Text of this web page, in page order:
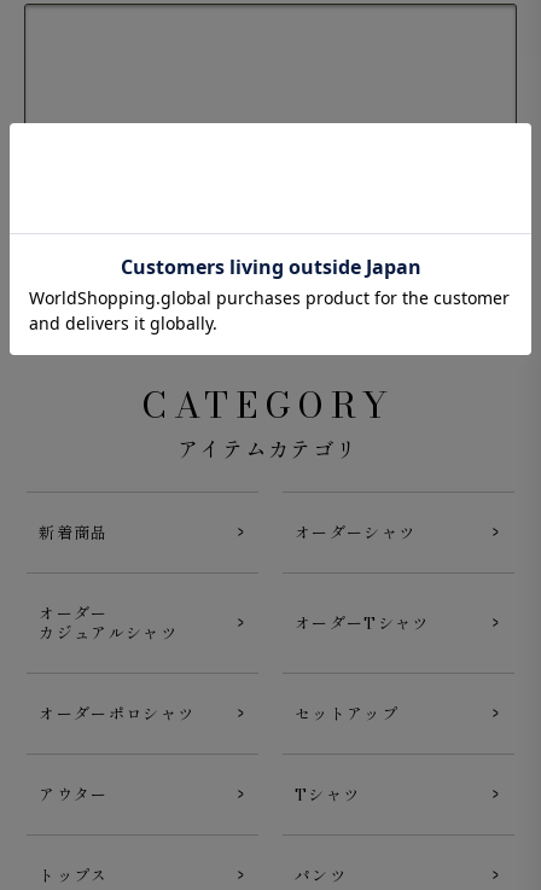
CATEGORY
アイテムカテゴリ
新着商品 オーダーシャツ
オーダー
カジュアルシャツ
オーダーTシャツ
オーダーポロシャツ セットアップ
アウター Tシャツ
トップス パンツ